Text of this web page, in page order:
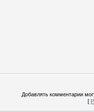
Добавлять комментарии
[